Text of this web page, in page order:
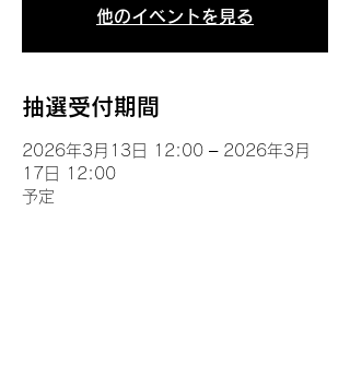
他のイベントを見る
抽選受付期間
2026年3月13日 12:00 – 2026年3月
17日 12:00
予定